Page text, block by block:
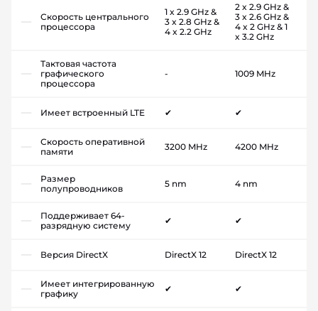
Скорость центрального
процессора
1 x 2.9 GHz &
3 x 2.8 GHz &
4 x 2.2 GHz
2 x 2.9 GHz &
3 x 2.6 GHz &
4 x 2 GHz & 1
x 3.2 GHz
Тактовая частота
графического
процессора
- 1009 MHz
Имеет встроенный LTE ✔ ✔
Скорость оперативной
памяти
3200 MHz 4200 MHz
Размер
полупроводников
5 nm 4 nm
Поддерживает 64-
разрядную систему
✔ ✔
Версия DirectX DirectX 12 DirectX 12
Имеет интегрированную
графику
✔ ✔